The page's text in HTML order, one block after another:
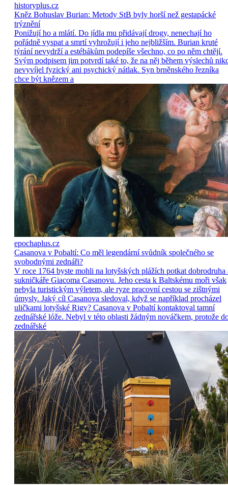
historyplus.cz
Kněz Bohuslav Burian: Metody StB byly horší než gestapácké
trýznění
Ponižují ho a mlátí. Do jídla mu přidávají drogy, nenechají ho
pořádně vyspat a smrtí vyhrožují i jeho nejbližším. Burian kruté
týrání nevydrží a estébákům podepíše všechno, co po něm chtějí.
Svým podpisem jim potvrdí také to, že na něj během výslechů
nevyvíjel fyzický ani psychický nátlak. Syn brněnského řezníka
chce být knězem a
epochaplus.cz
Casanova v Pobaltí: Co měl legendární svůdník společného se
svobodnými zednáři?
V roce 1764 byste mohli na lotyšských plážích potkat dobrodruha
sukničkáře Giacoma Casanovu. Jeho cesta k Baltskému moři však
nebyla turistickým výletem, ale ryze pracovní cestou se zištnými
úmysly. Jaký cíl Casanova sledoval, když se například procházel
uličkami lotyšské Rigy? Casanova v Pobaltí kontaktoval tamní
zednářské lóže. Nebyl v této oblasti žádným nováčkem, protože
zednářské